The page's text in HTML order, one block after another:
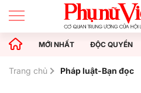
MỚI NHẤT ĐỘC QUYỀN
Trang chủ Pháp luật-Bạn đọc